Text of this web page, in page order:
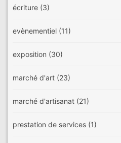
écriture (3)
evènementiel (11)
exposition (30)
marché d'art (23)
marché d'artisanat (21)
prestation de services (1)